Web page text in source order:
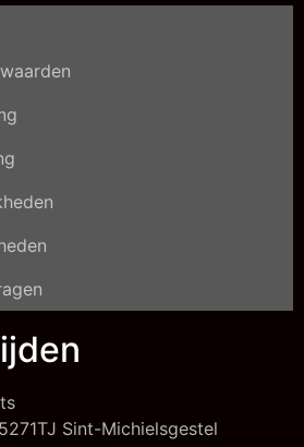
Sint-Michielsgestel